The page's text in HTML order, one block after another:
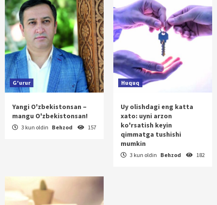
G'urur
Yangi O'zbekistonsan –
mangu O'zbekistonsan!
3 kun oldin Behzod 157
Huquq
Uy olishdagi eng katta
xato: uyni arzon
ko'rsatish keyin
qimmatga tushishi
mumkin
3 kun oldin Behzod 182